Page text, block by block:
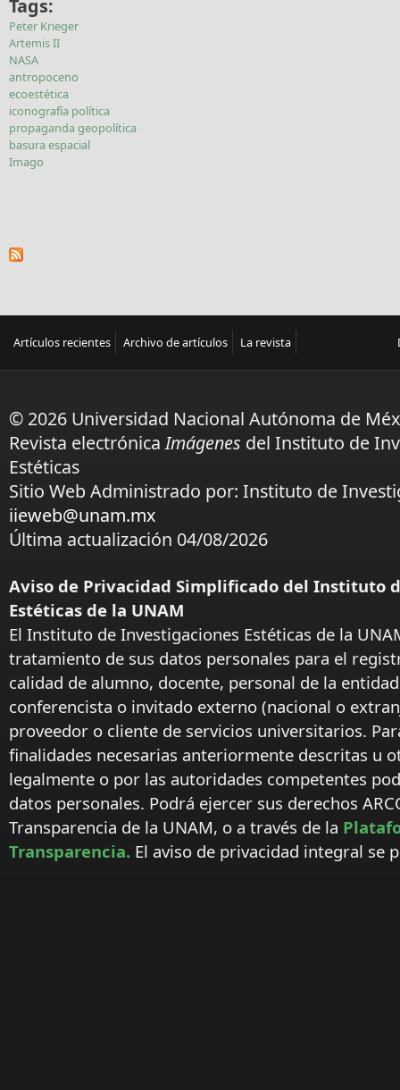
Tags:
Peter Krieger
Artemis II
NASA
antropoceno
ecoestética
iconografía política
propaganda geopolítica
basura espacial
Imago
Artículos recientes Archivo de artículos La revista
© 2026 Universidad Nacional Autónoma de
Revista electrónicaImágenes del Instituto de
Estéticas
Sitio Web Administrado por: Instituto de
iieweb@unam.mx
Última actualización 04/08/2026
Aviso de Privacidad Simplificado del Instituto
Estéticas de la UNAM
El Instituto de Investigaciones Estéticas de la
tratamiento de sus datos personales para el
calidad de alumno, docente, personal de la
conferencista o invitado externo (nacional o
proveedor o cliente de servicios universitarios.
finalidades necesarias anteriormente descritas u
legalmente o por las autoridades competentes
datos personales. Podrá ejercer sus derechos
Transparencia de la UNAM, o a través de la
Transparencia. El aviso de privacidad integral se